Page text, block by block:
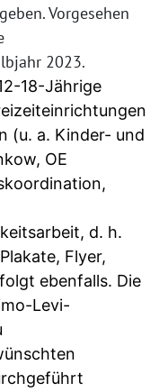
Vorgesehen
2023.
18-Jährige
(u. a. Kinder- und
OE
d. h.
Flyer,
ebenfalls. Die
Levi-